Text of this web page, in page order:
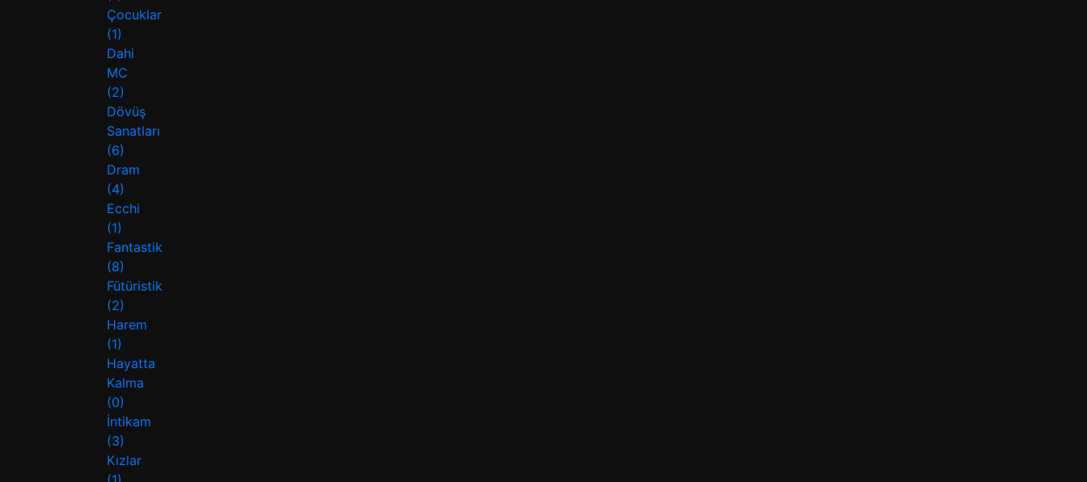
Çocuklar
(1)
Dahi
MC
(2)
Dövüş
Sanatları
(6)
Dram
(4)
Ecchi
(1)
Fantastik
(8)
Fütüristik
(2)
Harem
(1)
Hayatta
Kalma
(0)
İntikam
(3)
Kızlar